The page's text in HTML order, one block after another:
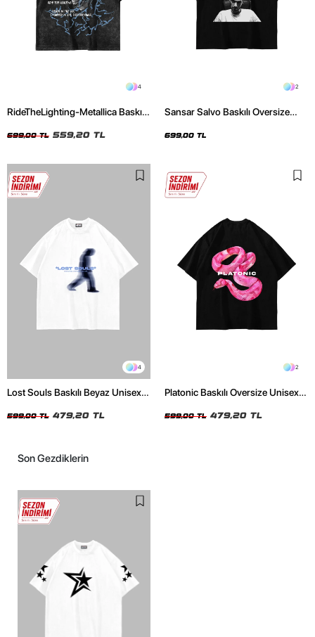
4
RideTheLighting-Metallica Baskılı
Tshirt
699,00 TL 559,20 TL
2
Sansar Salvo Baskılı Oversize
699,00 TL
4
Lost Souls Baskılı Beyaz Unisex
599,00 TL 479,20 TL
2
Platonic Baskılı Oversize Unisex
599,00 TL 479,20 TL
Son Gezdiklerin